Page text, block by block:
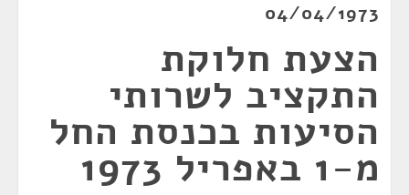
04/04/1973
הצעת חלוקת
התקציב לשרותי
הסיעות בכנסת החל
מ-1 באפריל 1973